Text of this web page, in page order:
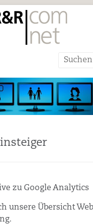
zu Google Analytics
unsere Übersicht